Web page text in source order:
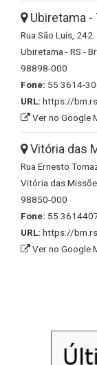
Ubiretama -
Rua São Luís, 242
Ubiretama - RS -
98898-000
Fone: 55 3614-
URL: https://
Ver no Google
Vitória das
Rua Ernesto
Vitória das
98850-000
Fone: 55
URL: https://
Ver no Google